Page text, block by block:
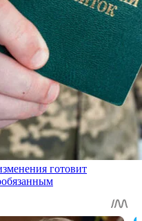
готовит